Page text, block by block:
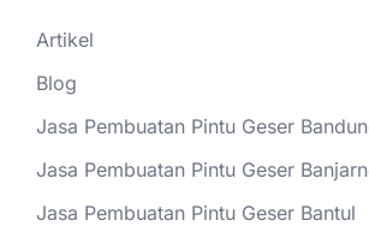
Artikel
Blog
Jasa Pembuatan Pintu Geser
Jasa Pembuatan Pintu Geser
Jasa Pembuatan Pintu Geser Bantul